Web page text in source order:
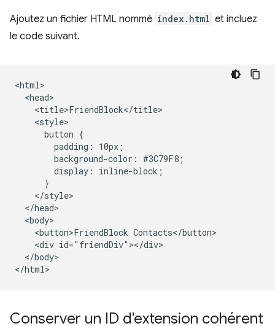
Ajoutez un fichier HTML nommé index.html et incluez
le code suivant.
<html>
  <head>
    <title>FriendBlock</title>
    <style>
      button {
        padding: 10px;
        background-color: #3C79F8;
        display: inline-block;
      }
    </style>
  </head>
  <body>
    <button>FriendBlock Contacts</button>
    <div id="friendDiv"></div>
  </body>
Conserver un ID d'extension cohérent